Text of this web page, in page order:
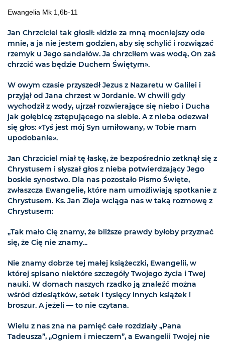
Ewangelia Mk 1,6b-11
Jan Chrzciciel tak głosił: «Idzie za mną mocniejszy ode
mnie, a ja nie jestem godzien, aby się schylić i rozwiązać
rzemyk u Jego sandałów. Ja chrzciłem was wodą, On zaś
chrzcić was będzie Duchem Świętym».
W owym czasie przyszedł Jezus z Nazaretu w Galilei i
przyjął od Jana chrzest w Jordanie. W chwili gdy
wychodził z wody, ujrzał rozwierające się niebo i Ducha
jak gołębicę zstępującego na siebie. A z nieba odezwał
się głos: «Tyś jest mój Syn umiłowany, w Tobie mam
upodobanie».
Jan Chrzciciel miał tę łaskę, że bezpośrednio zetknął się z
Chrystusem i słyszał głos z nieba potwierdzający Jego
boskie synostwo. Dla nas pozostało Pismo Święte,
zwłaszcza Ewangelie, które nam umożliwiają spotkanie z
Chrystusem. Ks. Jan Zieja wciąga nas w taką rozmowę z
Chrystusem:
„Tak mało Cię znamy, że bliższe prawdy byłoby przyznać
się, że Cię nie znamy...
Nie znamy dobrze tej małej książeczki, Ewangelii, w
której spisano niektóre szczegóły Twojego życia i Twej
nauki. W domach naszych rzadko ją znaleźć można
wśród dziesiątków, setek i tysięcy innych książek i
broszur. A jeżeli — to nie czytana.
Wielu z nas zna na pamięć całe rozdziały „Pana
Tadeusza”, „Ogniem i mieczem”, a Ewangelii Twojej nie